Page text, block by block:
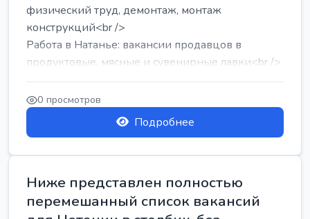
физический труд, демонтаж, монтаж
конструкций<br />
Работа в Натанье: вакансии продавцов в
продуктовые, мясные и сувенирные лавки<br />
Разнорабочий на сборку м...
0 просмотров
Подробнее
Ниже представлен полностью
перемешанный список вакансий